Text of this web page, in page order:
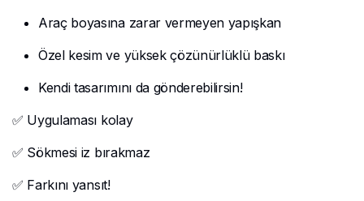
Araç boyasına zarar vermeyen yapışkan
Özel kesim ve yüksek çözünürlüklü baskı
Kendi tasarımını da gönderebilirsin!
✅ Uygulaması kolay
✅ Sökmesi iz bırakmaz
✅ Farkını yansıt!